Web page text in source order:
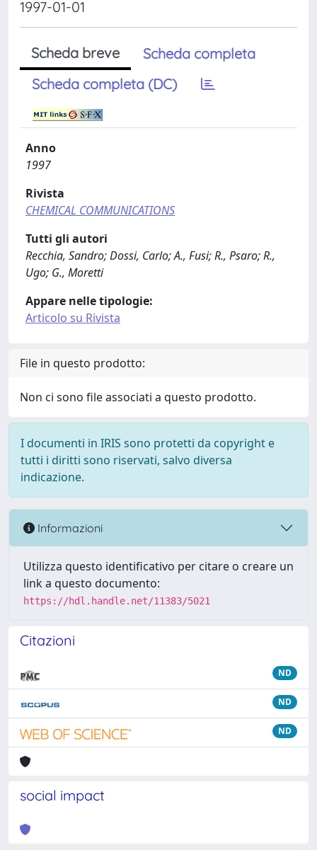
1997-01-01
Scheda breve
Scheda completa
Scheda completa (DC)
Anno
1997
Rivista
CHEMICAL COMMUNICATIONS
Tutti gli autori
Recchia, Sandro; Dossi, Carlo; A., Fusi; R., Psaro; R.,
Ugo; G., Moretti
Appare nelle tipologie:
Articolo su Rivista
File in questo prodotto:
Non ci sono file associati a questo prodotto.
I documenti in IRIS sono protetti da copyright e
tutti i diritti sono riservati, salvo diversa
indicazione.
Informazioni
Utilizza questo identificativo per citare o creare un
link a questo documento:
https://hdl.handle.net/11383/5021
Citazioni
ND
ND
ND
social impact